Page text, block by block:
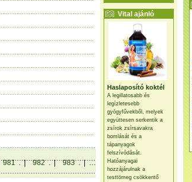
Vital ajánló
Haslaposító koktél
A legillatosabb és
legízletesebb
gyógyfűvekből, melyek
együttesen serkentik a
zsírok zsírsavakra
bomlását és a
tápanyagok
felszívódását.
Hatóanyagai
hozzájárulnak a
testtömeg csökkentő
981 . | 982 . | 983 . |…